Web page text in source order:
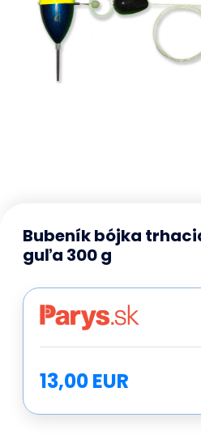
Bubeník bójka
guľa 300 g
13,00 EUR